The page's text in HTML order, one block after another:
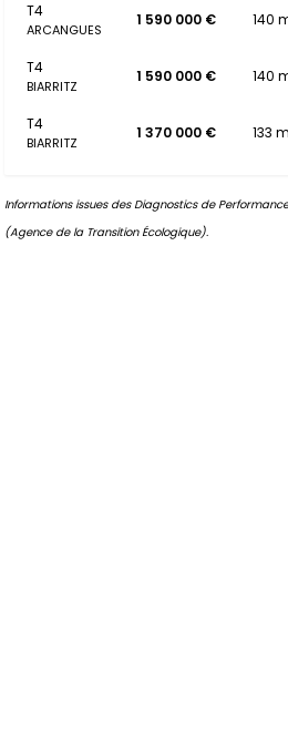
T4
ARCANGUES
1 590 000 € 140
T4
BIARRITZ
1 590 000 € 140
T4
BIARRITZ
1 370 000 € 133
Informations issues des Diagnostics de
(Agence de la Transition Écologique).